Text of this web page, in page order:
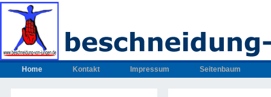
Home Kontakt Impressum Seitenbaum